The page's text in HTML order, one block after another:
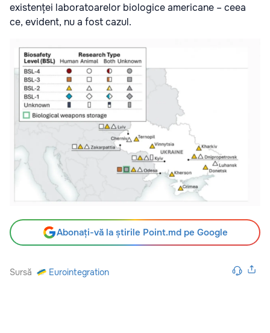
existenței laboratoarelor biologice americane – ceea
ce, evident, nu a fost cazul.
Abonați-vă la știrile Point.md pe Google
Sursă Eurointegration